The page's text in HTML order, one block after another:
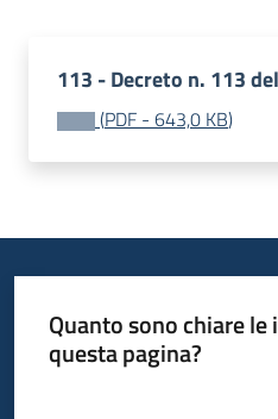
113 - Decreto n. 113
(PDF - 643,0 KB)
Quanto sono chiare
questa pagina?